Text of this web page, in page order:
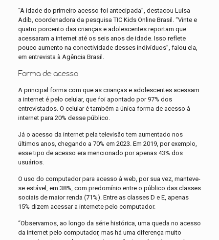
“A idade do primeiro acesso foi antecipada”, destacou Luísa
Adib, coordenadora da pesquisa TIC Kids Online Brasil. “Vinte e
quatro porcento das crianças e adolescentes reportam que
acessaram a internet até os seis anos de idade. Isso reflete
pouco aumento na conectividade desses indivíduos”, falou ela,
em entrevista à Agência Brasil.
Forma de acesso
A principal forma com que as crianças e adolescentes acessam
a internet é pelo celular, que foi apontado por 97% dos
entrevistados. O celular é também a única forma de acesso à
internet para 20% desse público.
Já o acesso da internet pela televisão tem aumentado nos
últimos anos, chegando a 70% em 2023. Em 2019, por exemplo,
esse tipo de acesso era mencionado por apenas 43% dos
usuários.
O uso do computador para acesso à web, por sua vez, manteve-
se estável, em 38%, com predomínio entre o público das classes
sociais de maior renda (71%). Entre as classes D e E, apenas
15% dizem acessar a internete pelo computador.
“Observamos, ao longo da série histórica, uma queda no acesso
da internet pelo computador, mas há uma diferença muito